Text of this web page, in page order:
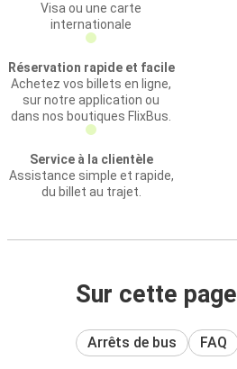
Visa ou une carte
internationale
Réservation rapide et facile
Achetez vos billets en ligne,
sur notre application ou
dans nos boutiques FlixBus.
Service à la clientèle
Assistance simple et rapide,
du billet au trajet.
Sur cette page
Arrêts de bus FAQ